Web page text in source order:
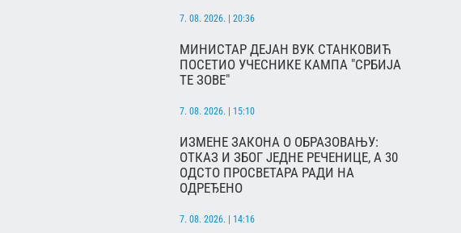
7. 08. 2026. | 20:36
МИНИСТАР ДЕЈАН ВУК СТАНКОВИЋ
ПОСЕТИО УЧЕСНИКЕ КАМПА "СРБИЈА
ТЕ ЗОВЕ"
7. 08. 2026. | 15:10
ИЗМЕНЕ ЗАКОНА О ОБРАЗОВАЊУ:
ОТКАЗ И ЗБОГ ЈЕДНЕ РЕЧЕНИЦЕ, А 30
ОДСТО ПРОСВЕТАРА РАДИ НА
ОДРЕЂЕНО
7. 08. 2026. | 14:16